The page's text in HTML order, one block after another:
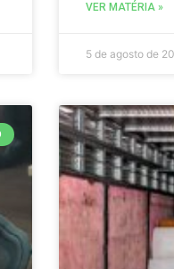
VER MATÉRIA »
5 de agosto de